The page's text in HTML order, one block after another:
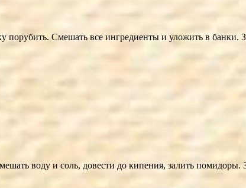
порубить. Смешать все ингредиенты и уложить в банки.
воду и соль, довести до кипения, залить помидоры.